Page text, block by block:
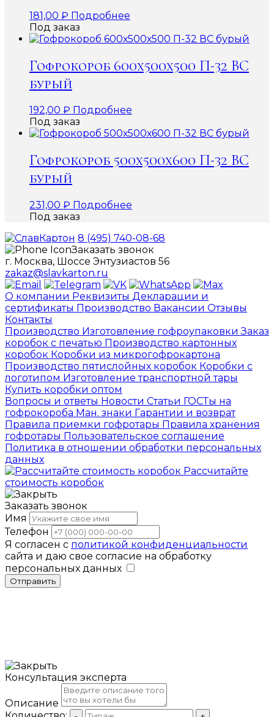
181,00 ₽ Подробнее
Под заказ
Гофрокороб 600х500х500 П-32 ВС
бурый
192,00 ₽ Подробнее
Под заказ
Гофрокороб 500х500х600 П-32 ВС
бурый
231,00 ₽ Подробнее
Под заказ
8 (495) 740-08-68
Заказать звонок
г. Москва, Шоссе Энтузиастов 56
zakaz@slavkarton.ru
О компании Реквизиты Декларации и
сертификаты Производство Вакансии Отзывы
Контакты
Производство Изготовление гофроупаковкиЗаказ
коробок с печатью Производство картонных
коробок Коробки из микрогофрокартона
Производство пятислойных коробок Коробки с
логотипом Изготовление транспортной тары
Купить коробки оптом
Вопросы и ответы Новости Статьи ГОСТы на
гофрокороба Ман. знаки Гарантии и возврат
Правила приемки гофротары Правила хранения
гофротары Пользовательское соглашение
Политика в отношении обработки персональных
данных
Рассчитайте
стоимость коробок
Заказать звонок
Имя
Телефон
Я согласен с политикой конфиденциальности
сайта и даю свое согласие на обработку
персональных данных
Отправить
Консультация эксперта
Описание